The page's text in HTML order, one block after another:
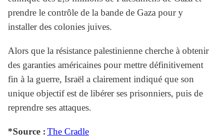
prendre le contrôle de la bande de Gaza pour y
installer des colonies juives.
Alors que la résistance palestinienne cherche à obtenir
des garanties américaines pour mettre définitivement
fin à la guerre, Israël a clairement indiqué que son
unique objectif est de libérer ses prisonniers, puis de
reprendre ses attaques.
*Source :The Cradle